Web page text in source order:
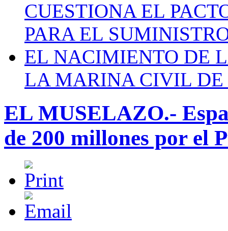
CUESTIONA EL
PARA EL
EL NACIMIENTO DE
LA MARINA CIVIL DE
EL MUSELAZO.-
de 200 millones por el